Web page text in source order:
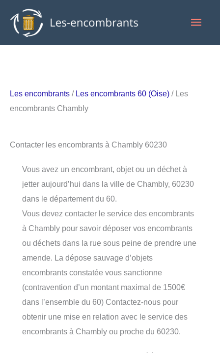
contenu
Les encombrants / Les encombrants 60 (Oise) / Les
encombrants Chambly
Contacter les encombrants à Chambly 60230
Vous avez un encombrant, objet ou un déchet à
jetter aujourd’hui dans la ville de Chambly, 60230
dans le département du 60.
Vous devez contacter le service des encombrants
à Chambly pour savoir déposer vos encombrants
ou déchets dans la rue sous peine de prendre une
amende. La dépose sauvage d’objets
encombrants constatée vous sanctionne
(contravention d’un montant maximal de 1500€
dans l’ensemble du 60) Contactez-nous pour
obtenir une mise en relation avec le service des
encombrants à Chambly ou proche du 60230.